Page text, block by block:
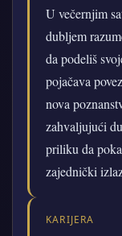
U večernjim
dubljem
da podeliš
pojačava
nova
zahvaljujući
priliku da
zajednički
KARIJERA